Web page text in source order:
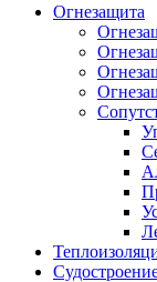
Огнезащита